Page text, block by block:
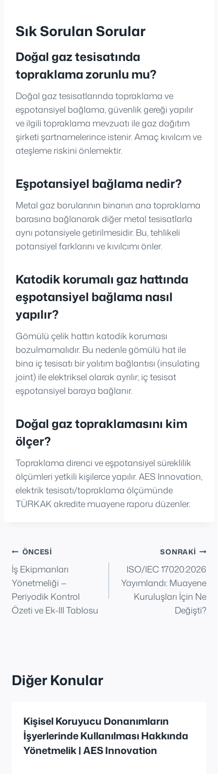
Sık Sorulan Sorular
Doğal gaz tesisatında
topraklama zorunlu mu?
Doğal gaz tesisatlarında topraklama ve
eşpotansiyel bağlama, güvenlik gereği yapılır
ve ilgili topraklama mevzuatı ile gaz dağıtım
şirketi şartnamelerince istenir. Amaç kıvılcım ve
ateşleme riskini önlemektir.
Eşpotansiyel bağlama nedir?
Metal gaz borularının binanın ana topraklama
barasına bağlanarak diğer metal tesisatlarla
aynı potansiyele getirilmesidir. Bu, tehlikeli
potansiyel farklarını ve kıvılcımı önler.
Katodik korumalı gaz hattında
eşpotansiyel bağlama nasıl
yapılır?
Gömülü çelik hattın katodik koruması
bozulmamalıdır. Bu nedenle gömülü hat ile
bina iç tesisatı bir yalıtım bağlantısı (insulating
joint) ile elektriksel olarak ayrılır; iç tesisat
eşpotansiyel baraya bağlanır.
Doğal gaz topraklamasını kim
ölçer?
Topraklama direnci ve eşpotansiyel süreklilik
ölçümleri yetkili kişilerce yapılır. AES Innovation,
elektrik tesisatı/topraklama ölçümünde
TÜRKAK akredite muayene raporu düzenler.
Yazı
gezinmesi
ÖNCESI
İş Ekipmanları
Yönetmeliği —
Periyodik Kontrol
Özeti ve Ek-III Tablosu
SONRAKI
ISO/IEC 17020:2026
Yayımlandı: Muayene
Kuruluşları İçin Ne
Değişti?
Diğer Konular
Kişisel Koruyucu Donanımların
İşyerlerinde Kullanılması Hakkında
Yönetmelik | AES Innovation